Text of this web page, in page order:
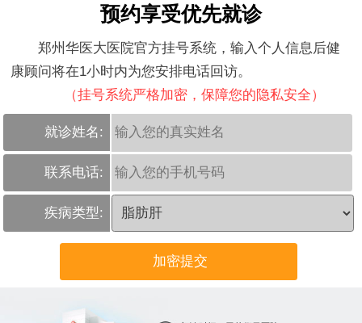
预约享受优先就诊
郑州华医大医院官方挂号系统，输入个人信息后健
康顾问将在1小时内为您安排电话回访。
（挂号系统严格加密，保障您的隐私安全）
就诊姓名:
联系电话:
疾病类型: